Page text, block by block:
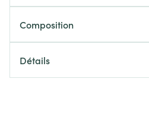
Composition
Détails